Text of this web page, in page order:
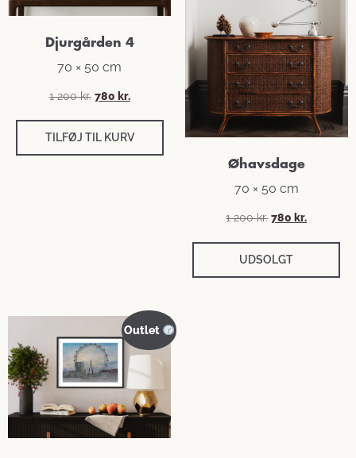
Djurgården 4
70 × 50 cm
1 200kr. 780 kr.
TILFØJ TIL KURV
Øhavsdage
70 × 50 cm
1 200kr. 780 kr.
UDSOLGT
Outlet